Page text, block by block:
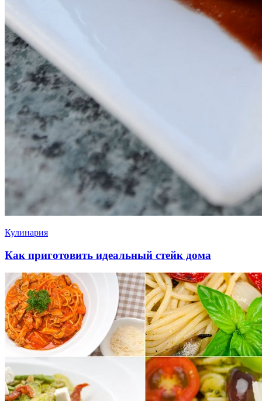
Кулинария
Как приготовить идеальный стейк дома